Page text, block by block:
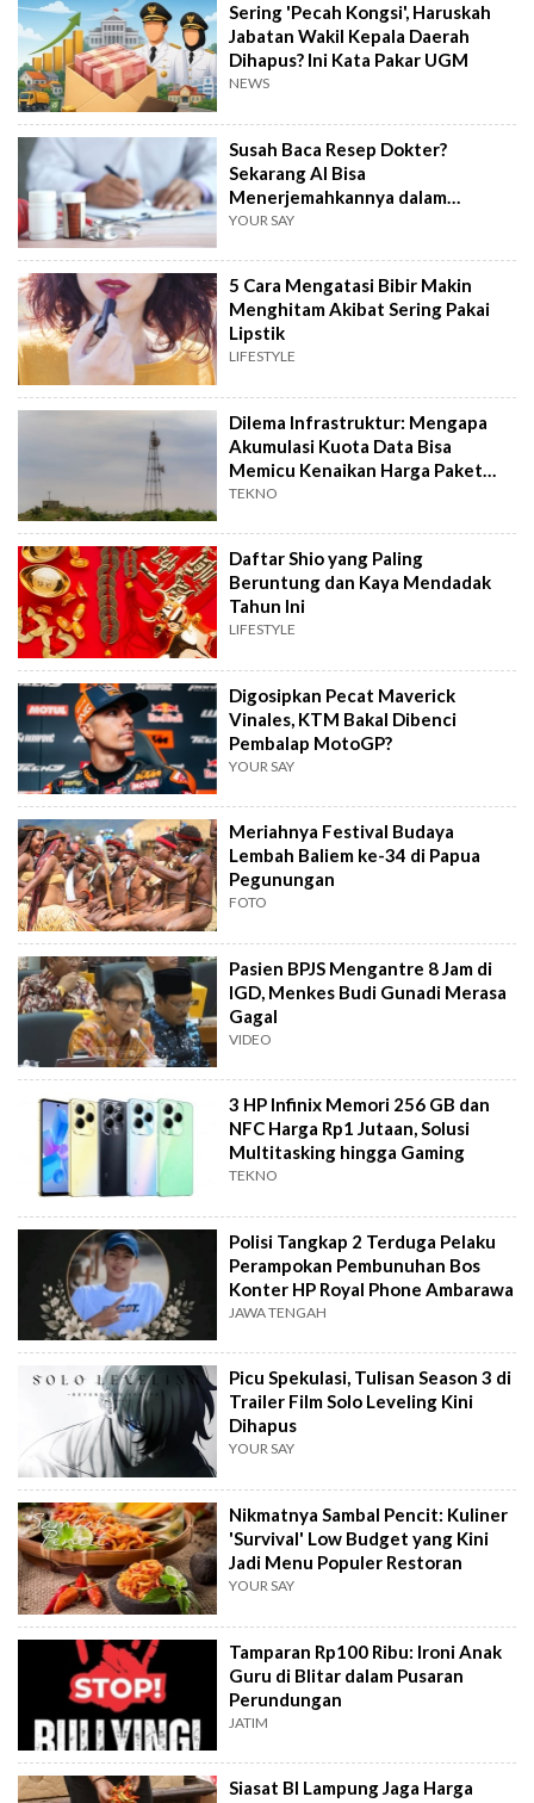
Sering 'Pecah Kongsi', Haruskah
Jabatan Wakil Kepala Daerah
Dihapus? Ini Kata Pakar UGM
NEWS
Susah Baca Resep Dokter?
Sekarang AI Bisa
Menerjemahkannya dalam
Hitungkan Detik!
YOUR SAY
5 Cara Mengatasi Bibir Makin
Menghitam Akibat Sering Pakai
Lipstik
LIFESTYLE
Dilema Infrastruktur: Mengapa
Akumulasi Kuota Data Bisa
Memicu Kenaikan Harga Paket
Internet?
TEKNO
Daftar Shio yang Paling
Beruntung dan Kaya Mendadak
Tahun Ini
LIFESTYLE
Digosipkan Pecat Maverick
Vinales, KTM Bakal Dibenci
Pembalap MotoGP?
YOUR SAY
Meriahnya Festival Budaya
Lembah Baliem ke-34 di Papua
Pegunungan
FOTO
Pasien BPJS Mengantre 8 Jam di
IGD, Menkes Budi Gunadi Merasa
Gagal
VIDEO
3 HP Infinix Memori 256 GB dan
NFC Harga Rp1 Jutaan, Solusi
Multitasking hingga Gaming
TEKNO
Polisi Tangkap 2 Terduga Pelaku
Perampokan Pembunuhan Bos
Konter HP Royal Phone Ambarawa
JAWA TENGAH
Picu Spekulasi, Tulisan Season 3 di
Trailer Film Solo Leveling Kini
Dihapus
YOUR SAY
Nikmatnya Sambal Pencit: Kuliner
'Survival' Low Budget yang Kini
Jadi Menu Populer Restoran
YOUR SAY
Tamparan Rp100 Ribu: Ironi Anak
Guru di Blitar dalam Pusaran
Perundungan
JATIM
Siasat BI Lampung Jaga Harga